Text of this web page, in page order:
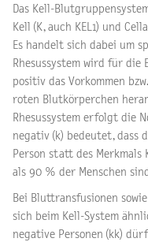
Das Kell-
Kell (K, auch KEL1) und
Es handelt sich dabei um
Rhesussystem wird für
positiv das Vorkommen
roten Blutkörperchen
Rhesussystem erfolgt die
negativ (k) bedeutet, dass
Person statt des Merkmals
als 90 % der Menschen
Bei Bluttransfusionen
sich beim Kell-System
negative Personen (kk)